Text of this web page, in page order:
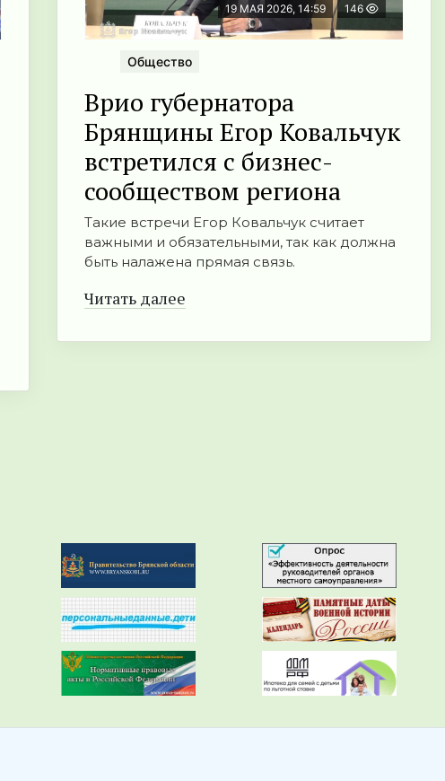
19 МАЯ 2026, 14:59 146
Общество
Врио губернатора
Брянщины Егор Ковальчук
встретился с бизнес-
сообществом региона
Такие встречи Егор Ковальчук считает
важными и обязательными, так как должна
быть налажена прямая связь.
Читать далее